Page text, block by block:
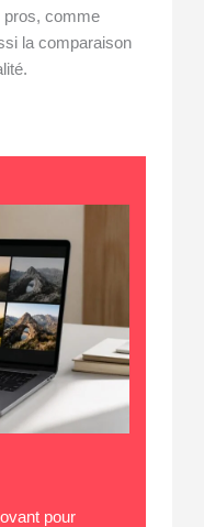
pros, comme
la comparaison
pour